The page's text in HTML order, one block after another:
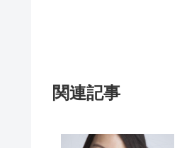
関連記事